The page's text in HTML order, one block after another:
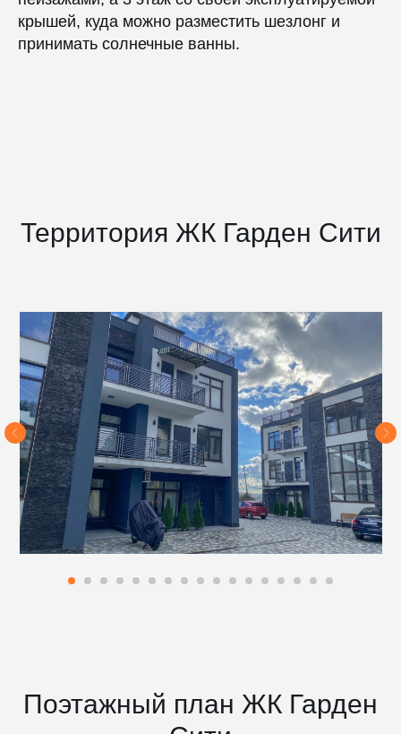
крышей, куда можно разместить шезлонг и
принимать солнечные ванны.
Территория ЖК Гарден Сити
Поэтажный план ЖК Гарден